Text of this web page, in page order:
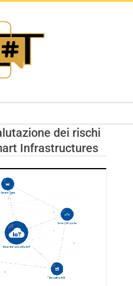
dei rischi
Infrastructures